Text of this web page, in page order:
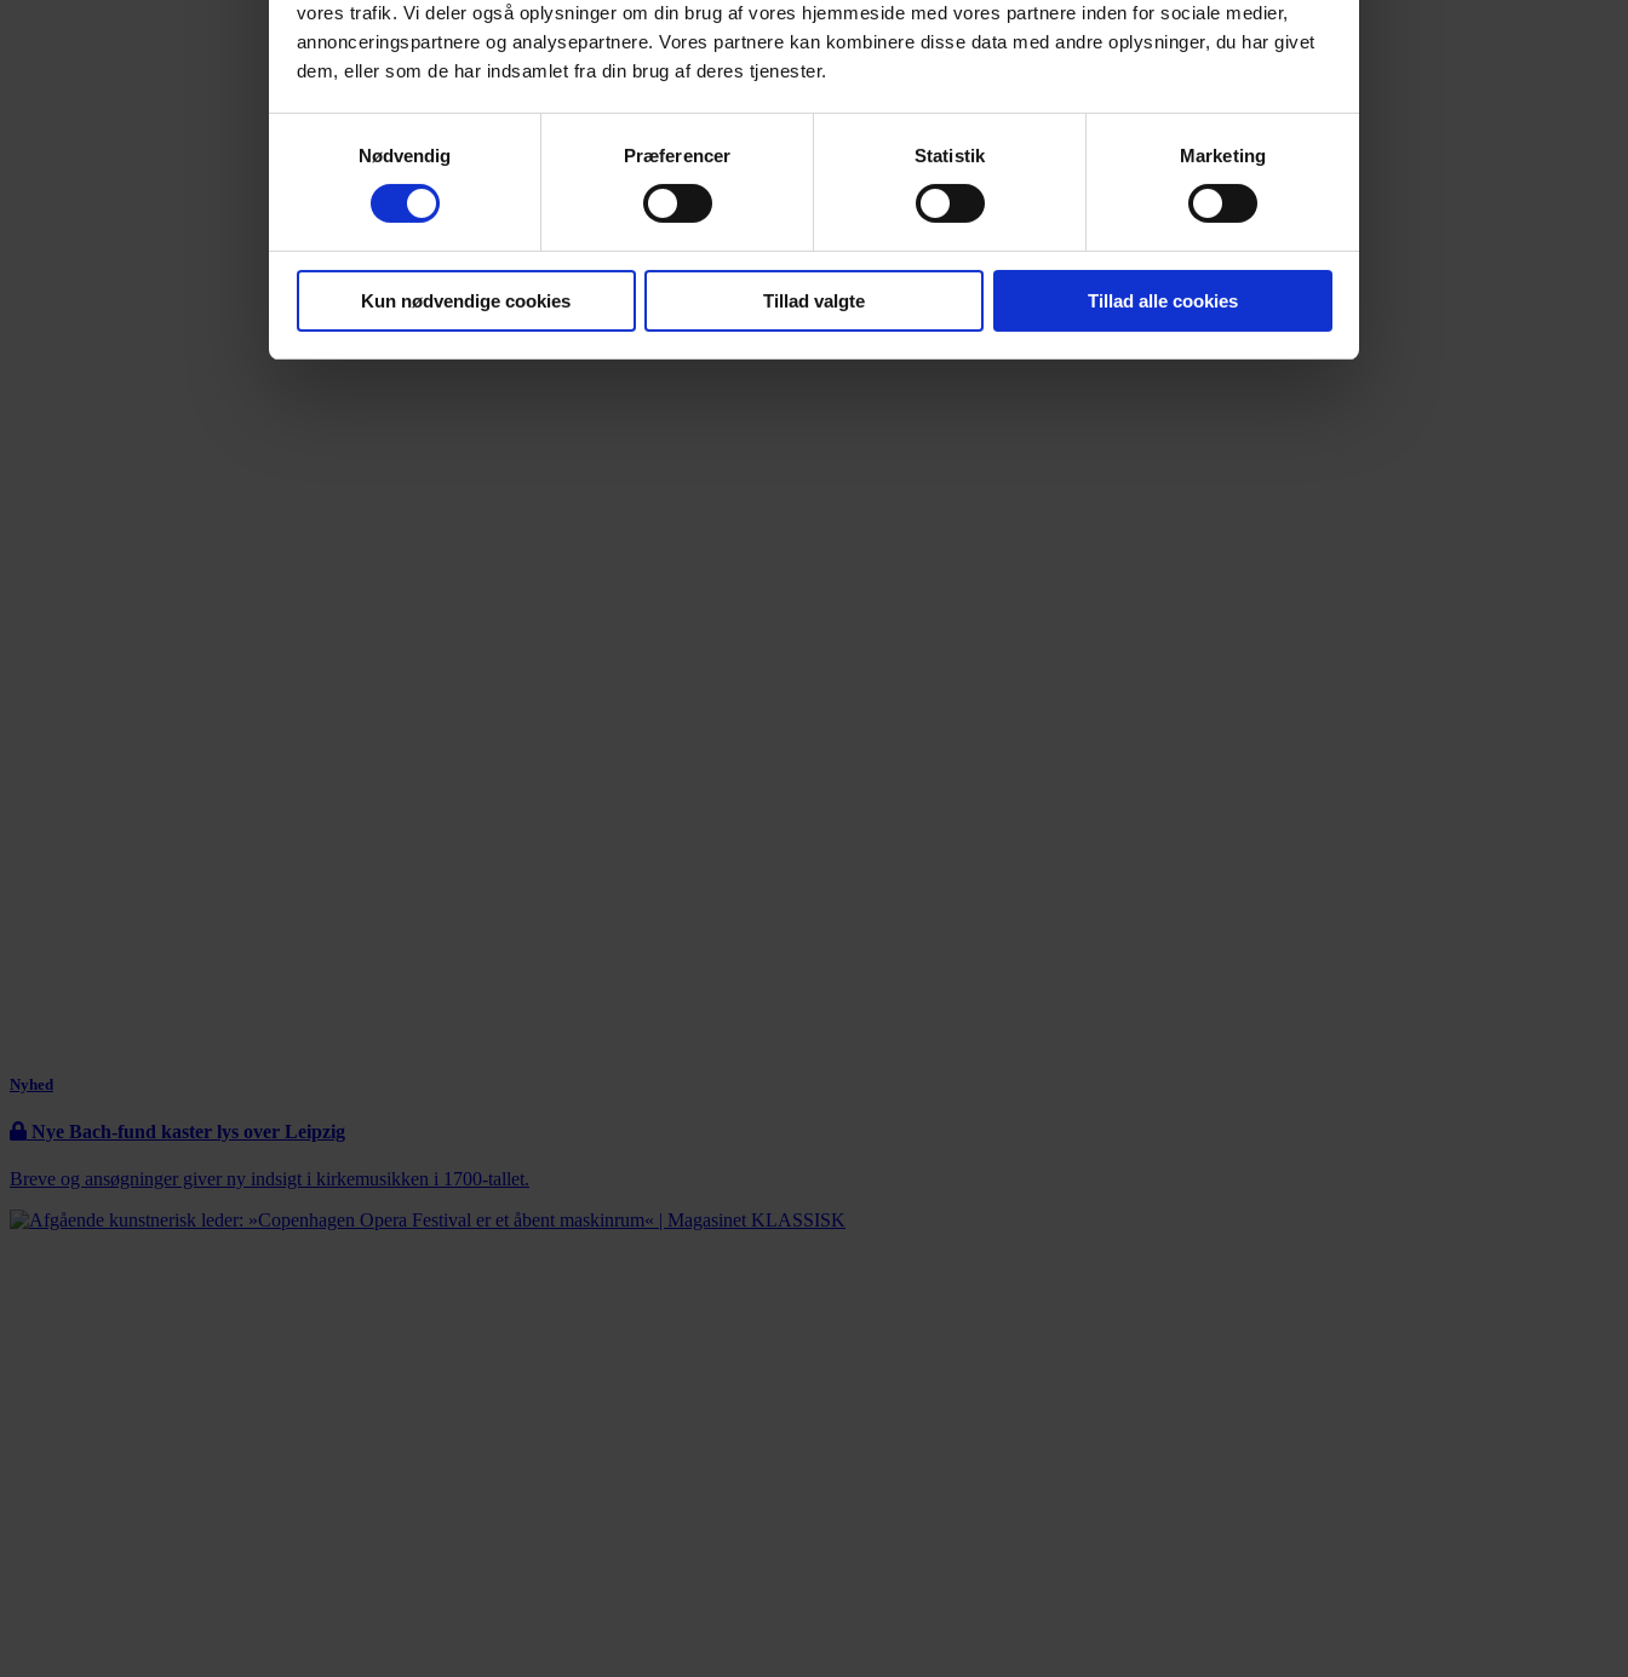
vores trafik. Vi deler også oplysninger om din brug af vores hjemmeside med vores partnere inden for sociale medier,
annonceringspartnere og analysepartnere. Vores partnere kan kombinere disse data med andre oplysninger, du har givet
dem, eller som de har indsamlet fra din brug af deres tjenester.
Nødvendig
Præferencer Statistik Marketing
Kun nødvendige cookies Tillad valgte Tillad alle cookies
Nyhed
Nye Bach-fund kaster lys over Leipzig
Breve og ansøgninger giver ny indsigt i kirkemusikken i 1700-tallet.